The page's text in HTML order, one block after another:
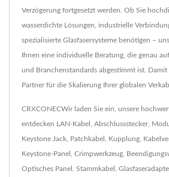
Verzögerung fortgesetzt werden. Ob Sie
wasserdichte Lösungen, industrielle
spezialisierte Glasfasersysteme benötigen –
Ihnen eine individuelle Beratung, die genau
und Branchenstandards abgestimmt ist.
Partner für die Skalierung Ihrer globalen
CRXCONECWir laden Sie ein, unsere
entdecken LAN-Kabel Abschlussstecker,
Keystone Jack Patchkabel Kupplung
Keystone-Panel Crimpwerkzeug
Optisches Panel Stammkabel